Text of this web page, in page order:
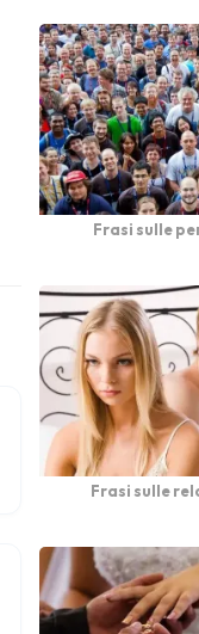
Frasi sulle
Frasi sulle